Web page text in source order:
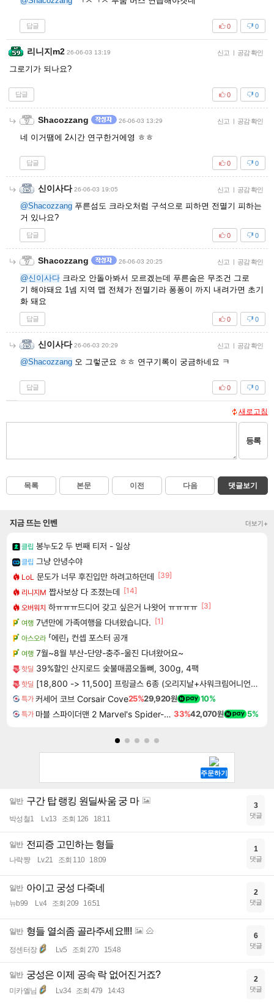
답글 0
0
리니지m2 26-06-03 13:19 신고 | 공감 확인
그로기가 되나요?
답글 0
0
Shacozzang 26-06-03 13:29 신고 | 공감 확인
네 이거땜에 2시간 연구한거에영 ㅎㅎ
답글 0
0
신이사다 26-06-03 19:05 신고 | 공감 확인
@Shacozzang 푸른섬도 크라오처럼 구석으로 피하면 전멸기 피하는
거 있나요?
답글 0
0
Shacozzang 26-06-03 20:25 신고 | 공감 확인
@신이사다 크라오 안돌아봐서 모르겠는데 푸른숨은 무조건 그로
기 해야돼요 1넴 지역 맵 전체가 전멸기라 퐁퐁이 까지 내려가면 초기
화 돼요
답글 0
0
신이사다 26-06-03 20:29 신고 | 공감 확인
@Shacozzang 오 그렇군요 ㅎㅎ 연구기록이 궁금하네요 ㅋ
답글 0
0
새로고침
등록
목록 본문 이전 다음 댓글보기
지금 뜨는 인벤 더보기+
클립 봉누도2 두 번째 티저 - 일상
클립 그냥 안녕수야
LoL 문도가 너무 후진입만 하려고하던데 [39]
리니지M 짭사보상 다 조졌는데 [14]
오버워치 하ㅠㅠㅠ드디어 갖고 싶은거 나왓어 ㅠㅠㅠㅠ [3]
여행 7년만에 가족여행을 다녀왔습니다. [1]
아스오라 「에린」 컨셉 포스터 공개
여행 7월~8월 부산-단양-충주-울진 다녀왔어요~
핫딜 39%할인 산지로드 숯불매콤오돌뼈, 300g, 4팩
핫딜 [18,800 -> 11,500] 프링글스 6종 (오리지날+사워크림어니언+치즈)
특가 커세어 코브 Corsair Cove25%29,920원 10%
특가 마블 스파이더맨 2 Marvel's Spider-Man 2 33%42,070원 5%
일반 구간 탑 랭킹 원딜싸움 궁 마
박성철1 Lv.13 조회 126 18:11
3
댓글
일반 전피증 고민하는 형들
나락쨩 Lv.21 조회 110 18:09
1
댓글
일반 아이고 궁성 다죽네
뉴b99 Lv.4 조회 209 16:51
2
댓글
일반 형들 열쇠좀 골라주세요!!!!
정센터장 Lv.5 조회 270 15:48
6
댓글
일반 궁성은 이제 공속 락 없어진거죠?
미카엘님 Lv.34 조회 479 14:43
2
댓글